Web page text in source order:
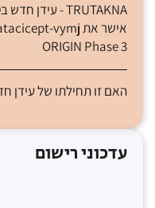
ORIGIN Phase 3
האם זו תחילתו של עידן
עדכוני רישום